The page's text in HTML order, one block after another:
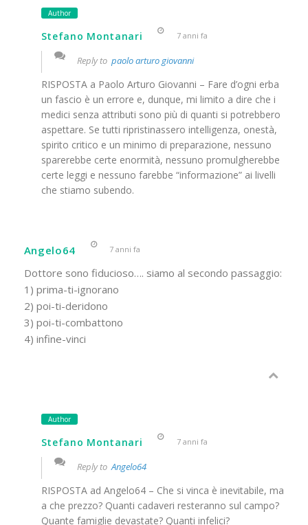
Author
Stefano Montanari 7 anni fa
Reply to paolo arturo giovanni
RISPOSTA a Paolo Arturo Giovanni – Fare d’ogni erba
un fascio è un errore e, dunque, mi limito a dire che i
medici senza attributi sono più di quanti si potrebbero
aspettare. Se tutti ripristinassero intelligenza, onestà,
spirito critico e un minimo di preparazione, nessuno
sparerebbe certe enormità, nessuno promulgherebbe
certe leggi e nessuno farebbe “informazione” ai livelli
che stiamo subendo.
Angelo64 7 anni fa
Dottore sono fiducioso…. siamo al secondo passaggio:
1) prima-ti-ignorano
2) poi-ti-deridono
3) poi-ti-combattono
4) infine-vinci
Author
Stefano Montanari 7 anni fa
Reply toAngelo64
RISPOSTA ad Angelo64 – Che si vinca è inevitabile, ma
a che prezzo? Quanti cadaveri resteranno sul campo?
Quante famiglie devastate? Quanti infelici?